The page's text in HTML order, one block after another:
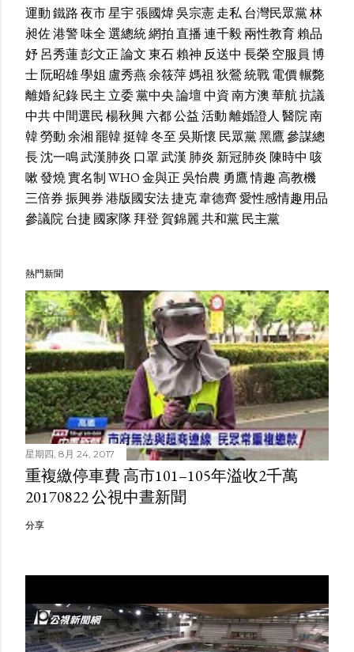
運動鐵路夜市星宇張國煒吳宗憲走私台灣民眾黨林
昶佐港警味全選總統網拍直播連千毅兩性教育賴品
妤呂秀蓮彭文正論文東石賴神 反送中 長榮空服員 博
士阮昭雄學姐 盧秀燕余筱萍媽祖 狄鶯統戰電價輾斃
離婚紀錄民主 立委黨中央論壇中資南方澳華航抗議
中共中間選民楊秋興六都公益活動離婚證人 醫院南
韓勞動余湘罷韓挺韓冬至吳斯懷 民眾黨黑鷹參謀總
長沈一鳴武漢肺炎 口罩武漢 肺炎 新冠肺炎陳時中 咳
嗽發燒實名制WHO金與正吳怡農 勇鷹情趣高教機
三倍券振興券港版國安法捷克韋德齊愛性感情趣用品
參議院台捷 國家隊拜登賀錦麗共和黨民主黨
熱門新聞
星期四, 8月 24, 2017
重複繳停車費 高市101–105年溢收2千萬
20170822 公視中晝新聞
分享